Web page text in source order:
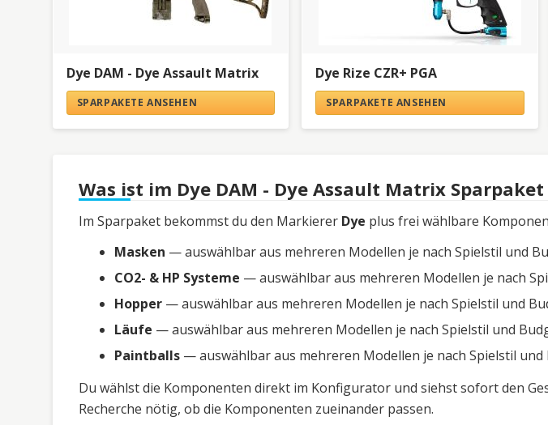
Dye DAM - Dye Assault Matrix
SPARPAKETE ANSEHEN
Dye Rize CZR+ PGA
SPARPAKETE ANSEHEN
Was ist im Dye DAM - Dye Assault Matrix
Im Sparpaket bekommst du den Markierer Dye plus frei wählbare
Masken — auswählbar aus mehreren Modellen je nach Spielstil und
CO2- & HP Systeme — auswählbar aus mehreren Modellen je nach
Hopper— auswählbar aus mehreren Modellen je nach Spielstil und
Läufe — auswählbar aus mehreren Modellen je nach Spielstil und
Paintballs— auswählbar aus mehreren Modellen je nach Spielstil und
Du wählst die Komponenten direkt im Konfigurator und siehst sofort den
Recherche nötig, ob die Komponenten zueinander passen.